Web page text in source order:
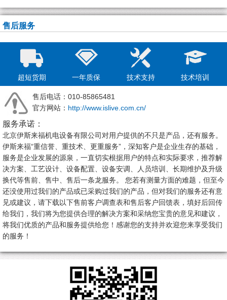
售后服务
超短货期 一年质保 技术支持 技术培训
售后电话：010-85865481
官方网站： http://www.islive.com.cn/
服务承诺：
北京伊斯来福机电设备有限公司对用户提供的不只是产品，还有服务。
伊斯来福“重信誉、重技术、更重服务”，深知客户是企业生存的基础，
服务是企业发展的源泉，一直切实根据用户的特点和实际要求，推荐解
决方案、工艺设计、设备配置、设备安调、人员培训、长期维护及升级
换代等售前、售中、售后一条龙服务。 您若有测量方面的难题，但至今
还没使用过我们的产品或已采购过我们的产品，但对我们的服务还有意
见或建议，请下载以下售前客户调查表和售后客户回馈表，填好后回传
给我们，我们将为您提供合理的解决方案和采纳您宝贵的意见和建议，
将我们优质的产品和服务提供给您！感谢您的支持并欢迎您来享受我们
的服务！